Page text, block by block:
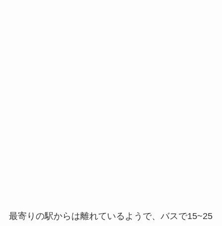
最寄りの駅からは離れているようで、バスで15~25